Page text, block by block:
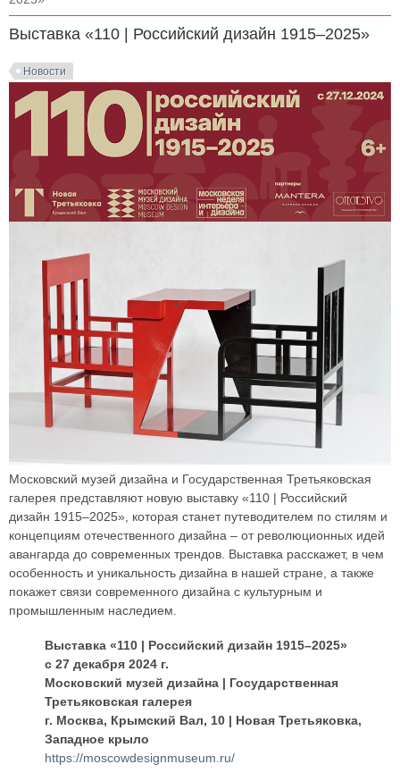
Выставка «110 | Российский дизайн 1915–2025»
Новости
Московский музей дизайна и Государственная Третьяковская
галерея представляют новую выставку «110 | Российский
дизайн 1915–2025», которая станет путеводителем по стилям и
концепциям отечественного дизайна – от революционных идей
авангарда до современных трендов. Выставка расскажет, в чем
особенность и уникальность дизайна в нашей стране, а также
покажет связи современного дизайна с культурным и
промышленным наследием.
Выставка «110 | Российский дизайн 1915–2025»
с 27 декабря 2024 г.
Московский музей дизайна | Государственная
Третьяковская галерея
г. Москва, Крымский Вал, 10 | Новая Третьяковка,
Западное крыло
https://moscowdesignmuseum.ru/